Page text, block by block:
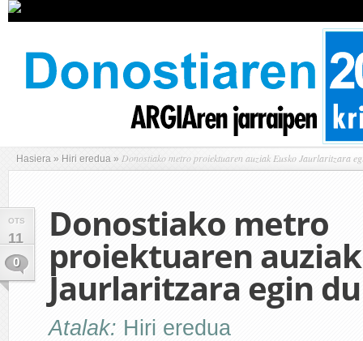
Hasiera » Hiri eredua » Donostiako metro proiektuaren auziak Eusko Jaurlaritzara
OTS
11
0
Donostiako metro
proiektuaren
Jaurlaritzara egin
Atalak: Hiri eredua